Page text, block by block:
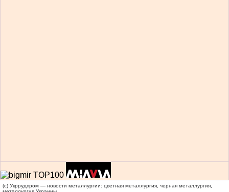
(c) Укррудпром — новости металлургии: цветная металлургия, черная металлургия,